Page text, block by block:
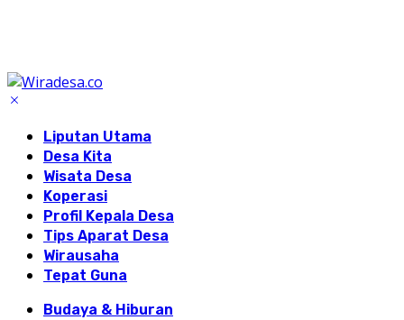
Liputan Utama
Desa Kita
Wisata Desa
Koperasi
Profil Kepala Desa
Tips Aparat Desa
Wirausaha
Tepat Guna
Budaya & Hiburan